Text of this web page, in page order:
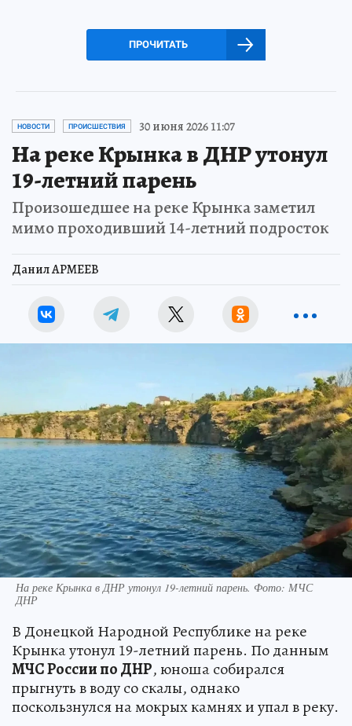
ПРОЧИТАТЬ
НОВОСТИ ПРОИСШЕСТВИЯ 30 июня 2026 11:07
На реке Крынка в ДНР утонул
19-летний парень
Произошедшее на реке Крынка заметил
мимо проходивший 14-летний подросток
Данил АРМЕЕВ
На реке Крынка в ДНР утонул 19-летний парень. Фото: МЧС
ДНР
В Донецкой Народной Республике на реке
Крынка утонул 19-летний парень. По данным
МЧС России по ДНР, юноша собирался
прыгнуть в воду со скалы, однако
поскользнулся на мокрых камнях и упал в реку.